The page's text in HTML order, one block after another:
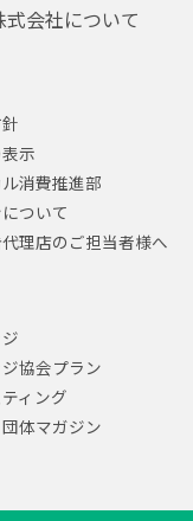
会社について
示
消費推進部
ついて
理店のご担当者様へ
協会プラン
ィング
体マガジン